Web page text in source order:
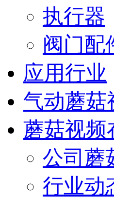
执行器
阀门配
应用行业
气动蘑菇
蘑菇视频
公司蘑
行业动